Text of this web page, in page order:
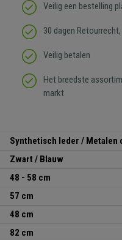
Veilig een bestelling
30 dagen
Veilig betalen
Het breedste
markt
Synthetisch leder / Metalen
Zwart / Blauw
48 - 58 cm
57 cm
48 cm
82 cm